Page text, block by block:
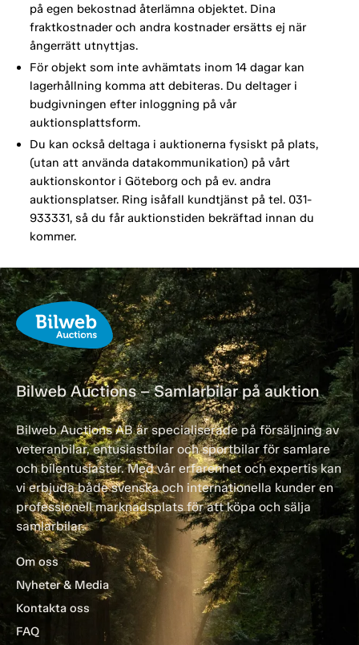
på egen bekostnad återlämna objektet. Dina
fraktkostnader och andra kostnader ersätts ej när
ångerrätt utnyttjas.
För objekt som inte avhämtats inom 14 dagar kan
lagerhållning komma att debiteras. Du deltager i
budgivningen efter inloggning på vår
auktionsplattsform.
Du kan också deltaga i auktionerna fysiskt på plats,
(utan att använda datakommunikation) på vårt
auktionskontor i Göteborg och på ev. andra
auktionsplatser. Ring isåfall kundtjänst på tel. 031-
933331, så du får auktionstiden bekräftad innan du
kommer.
Bilweb Auctions – Samlarbilar på auktion
Bilweb Auctions AB är specialiserade på försäljning av
veteranbilar, entusiastbilar och sportbilar för samlare
och bilentusiaster. Med vår erfarenhet och expertis kan
vi erbjuda både svenska och internationella kunder en
professionell marknadsplats för att köpa och sälja
samlarbilar.
Om oss
Nyheter & Media
Kontakta oss
FAQ